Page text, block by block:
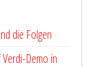
die Folgen
Demo in